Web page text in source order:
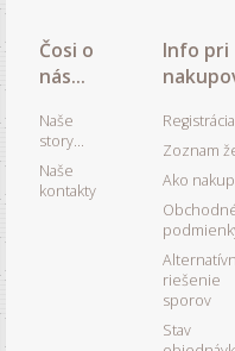
Čosi o
nás...
Naše
story...
Naše
kontakty
Info pri
Registrácia
Zoznam
Ako
riešenie
sporov
Stav